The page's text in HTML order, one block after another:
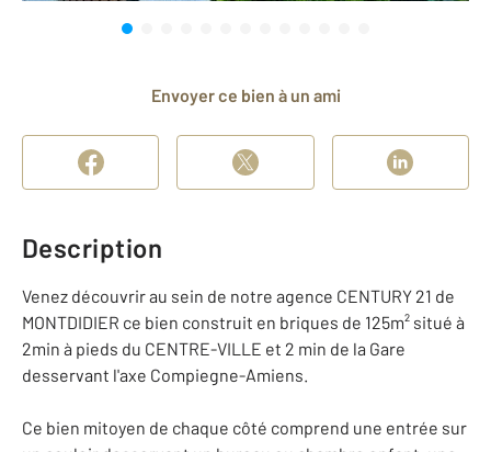
Envoyer ce bien à un ami
Description
Venez découvrir au sein de notre agence CENTURY 21 de
MONTDIDIER ce bien construit en briques de 125m² situé à
2min à pieds du CENTRE-VILLE et 2 min de la Gare
desservant l'axe Compiegne-Amiens.
Ce bien mitoyen de chaque côté comprend une entrée sur